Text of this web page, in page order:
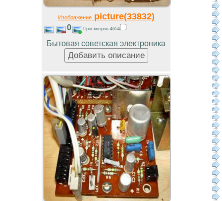
Изображениеpicture(33832)
0 Просмотров 4654
Бытовая советская электроника